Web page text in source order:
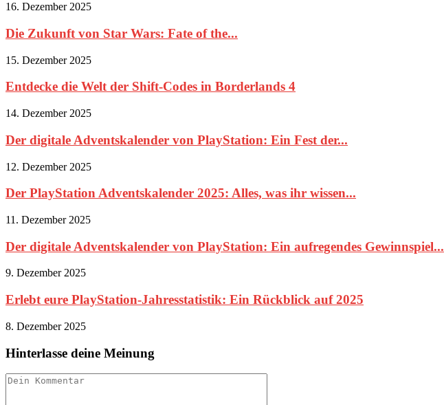
16. Dezember 2025
Die Zukunft von Star Wars: Fate of the...
15. Dezember 2025
Entdecke die Welt der Shift-Codes in Borderlands 4
14. Dezember 2025
Der digitale Adventskalender von PlayStation: Ein Fest der...
12. Dezember 2025
Der PlayStation Adventskalender 2025: Alles, was ihr wissen...
11. Dezember 2025
Der digitale Adventskalender von PlayStation: Ein aufregendes Gewinnspiel...
9. Dezember 2025
Erlebt eure PlayStation-Jahresstatistik: Ein Rückblick auf 2025
8. Dezember 2025
Hinterlasse deine Meinung